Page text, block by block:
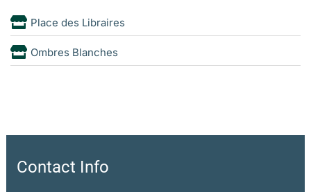
Place des Libraires
Ombres Blanches
Contact Info